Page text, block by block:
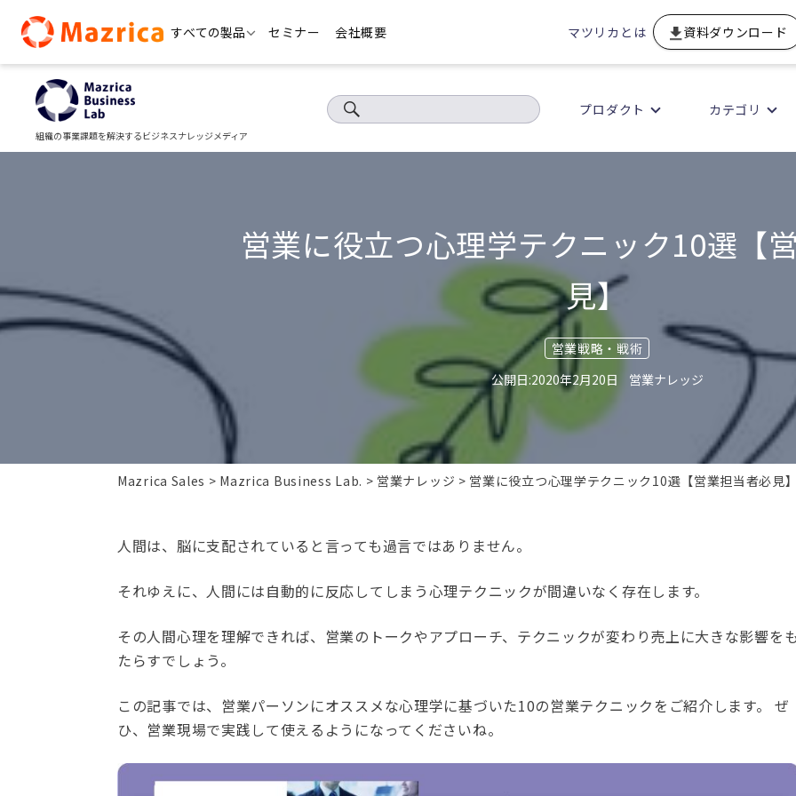
content
すべての製品 セミナー 会社概要 マツリカとは 資料ダウンロード
組織の事業課題を解決するビジネスナレッジメディア
プロダクト カテゴリ
営業に役立つ心理学テクニック10選【
見】
営業戦略・戦術
2020年2月20日
営業ナレッジ
Mazrica Sales Mazrica Business Lab. 営業ナレッジ 営業に役立つ心理学テクニック10選【営業担当者必見
人間は、脳に支配されていると言っても過言ではありません。
それゆえに、人間には自動的に反応してしまう心理テクニックが間違いなく存在します。
その人間心理を理解できれば、営業のトークやアプローチ、テクニックが変わり売上に大きな影響を
たらすでしょう。
この記事では、営業パーソンにオススメな心理学に基づいた10の営業テクニックをご紹介します。 ぜ
ひ、営業現場で実践して使えるようになってくださいね。